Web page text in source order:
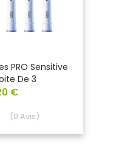
PRO Sensitive
De 3
€
(0 Avis)